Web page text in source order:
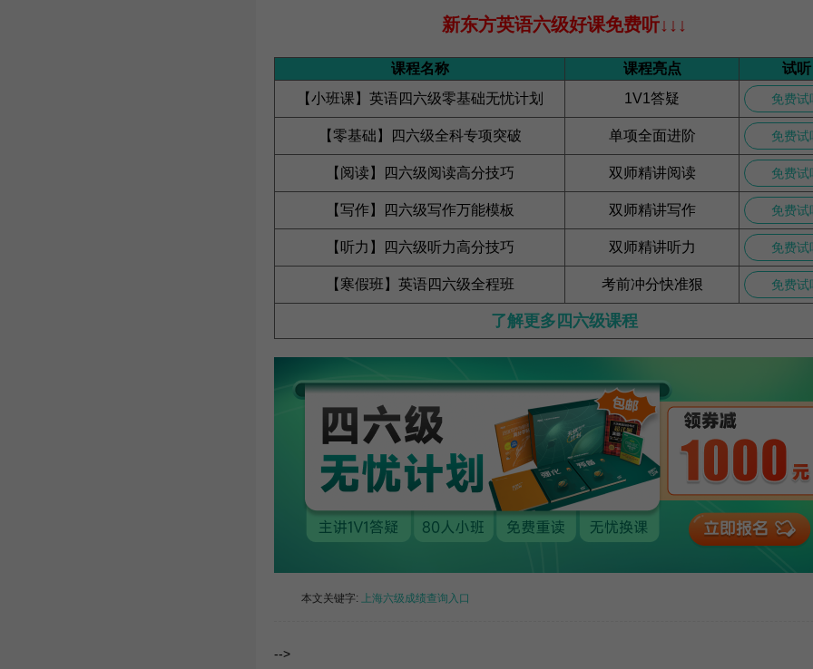
新东方英语六级好课免费听↓↓↓
课程名称 课程亮点
试听
【小班课】英语四六级零基础无忧计划
1V1答疑 免费试
【零基础】四六级全科专项突破 单项全面进阶 免费试
【阅读】四六级阅读高分技巧 双师精讲阅读 免费试
【写作】四六级写作万能模板 双师精讲写作 免费试
【听力】四六级听力高分技巧 双师精讲听力 免费试
【寒假班】英语四六级全程班 考前冲分快准狠 免费试
了解更多四六级课程
本文关键字: 上海六级成绩查询入口
-->